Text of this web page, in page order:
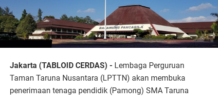
Jakarta (TABLOID CERDAS) - Lembaga Perguruan
Taman Taruna Nusantara (LPTTN) akan membuka
penerimaan tenaga pendidik (Pamong) SMA Taruna